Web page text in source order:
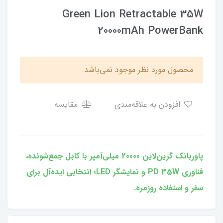
Green Lion Retractable 35W
20000mAh PowerBank
محصول مورد نظر موجود نمی‌باشد.
مقایسه
پاوربانک گرین‌لاین 20000 میلی‌آمپر با کابل جمع‌شونده،
فناوری PD 35W و نمایشگر LED؛ انتخابی ایده‌آل برای
سفر و استفاده روزمره.